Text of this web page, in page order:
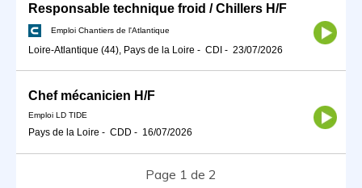
Responsable technique froid / Chillers H/F
Emploi Chantiers de l'Atlantique
Loire-Atlantique (44), Pays de la Loire - CDI - 23/07/2026
Chef mécanicien H/F
Emploi LD TIDE
Pays de la Loire - CDD - 16/07/2026
Page 1 de 2